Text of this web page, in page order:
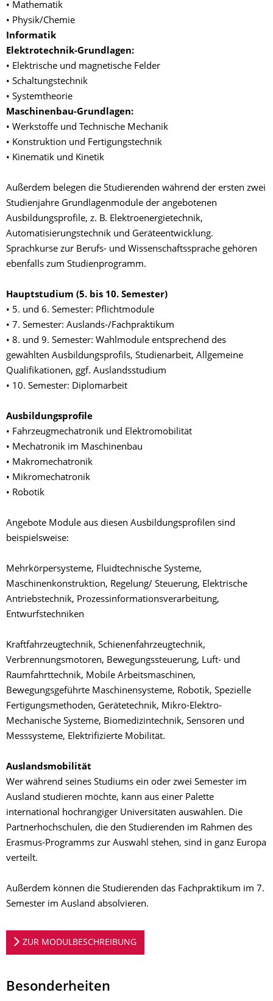
• Mathematik
• Physik/Chemie
Informatik
Elektrotechnik-Grundlagen:
• Elektrische und magnetische Felder
• Schaltungstechnik
• Systemtheorie
Maschinenbau-Grundlagen:
• Werkstoffe und Technische Mechanik
• Konstruktion und Fertigungstechnik
• Kinematik und Kinetik
Außerdem belegen die Studierenden während der ersten zwei
Studienjahre Grundlagenmodule der angebotenen
Ausbildungsprofile, z. B. Elektroenergietechnik,
Automatisierungstechnik und Geräteentwicklung.
Sprachkurse zur Berufs- und Wissenschaftssprache gehören
ebenfalls zum Studienprogramm.
Hauptstudium (5. bis 10. Semester)
• 5. und 6. Semester: Pflichtmodule
• 7. Semester: Auslands-/Fachpraktikum
• 8. und 9. Semester: Wahlmodule entsprechend des
gewählten Ausbildungsprofils, Studienarbeit, Allgemeine
Qualifikationen, ggf. Auslandsstudium
• 10. Semester: Diplomarbeit
Ausbildungsprofile
• Fahrzeugmechatronik und Elektromobilität
• Mechatronik im Maschinenbau
• Makromechatronik
• Mikromechatronik
• Robotik
Angebote Module aus diesen Ausbildungsprofilen sind
beispielsweise:
Mehrkörpersysteme, Fluidtechnische Systeme,
Maschinenkonstruktion, Regelung/ Steuerung, Elektrische
Antriebstechnik, Prozessinformationsverarbeitung,
Entwurfstechniken
Kraftfahrzeugtechnik, Schienenfahrzeugtechnik,
Verbrennungsmotoren, Bewegungssteuerung, Luft- und
Raumfahrttechnik, Mobile Arbeitsmaschinen,
Bewegungsgeführte Maschinensysteme, Robotik, Spezielle
Fertigungsmethoden, Gerätetechnik, Mikro-Elektro-
Mechanische Systeme, Biomedizintechnik, Sensoren und
Messsysteme, Elektrifizierte Mobilität.
Auslandsmobilität
Wer während seines Studiums ein oder zwei Semester im
Ausland studieren möchte, kann aus einer Palette
international hochrangiger Universitäten auswählen. Die
Partnerhochschulen, die den Studierenden im Rahmen des
Erasmus-Programms zur Auswahl stehen, sind in ganz Europa
verteilt.
Außerdem können die Studierenden das Fachpraktikum im 7.
Semester im Ausland absolvieren.
ZUR MODULBESCHREIBUNG
Besonderheiten